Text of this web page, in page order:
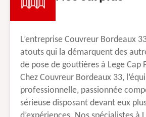
L’entreprise Couvreur Bordeaux
atouts qui la démarquent des
de pose de gouttières à Lege Cap
Chez Couvreur Bordeaux 33,
professionnelle, passionnée
sérieuse disposant devant eux